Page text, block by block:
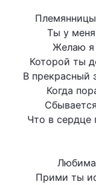
Ты у
Желаю я
Которой ты
В прекрасный
Когда
Что в сердце
Прими ты